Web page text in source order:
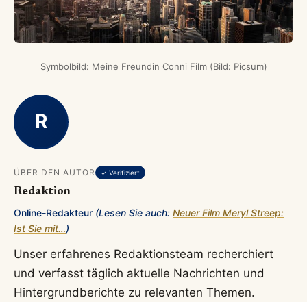
Symbolbild: Meine Freundin Conni Film (Bild: Picsum)
R
ÜBER DEN AUTOR ✓ Verifiziert
Redaktion
Online-Redakteur (Lesen Sie auch: Neuer Film Meryl Streep:
Ist Sie mit…)
Unser erfahrenes Redaktionsteam recherchiert
und verfasst täglich aktuelle Nachrichten und
Hintergrundberichte zu relevanten Themen.